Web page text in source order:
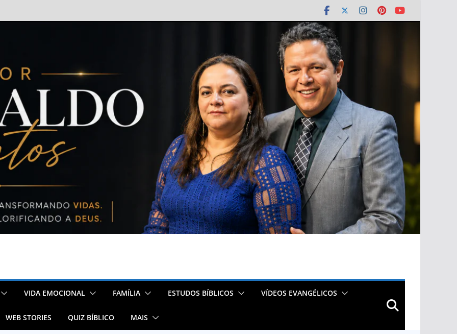
VIDA EMOCIONAL FAMÍLIA ESTUDOS BÍBLICOS VÍDEOS EVANGÉLICOS
WEB STORIES QUIZ BÍBLICO MAIS